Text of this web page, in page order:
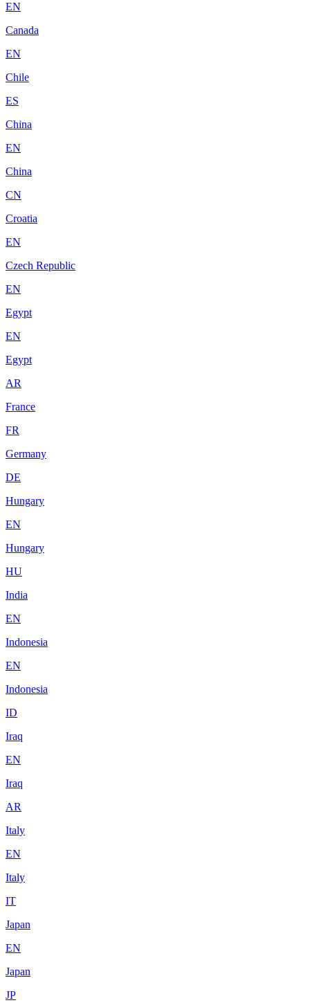
EN
Canada
EN
Chile
ES
China
EN
China
CN
Croatia
EN
Czech Republic
EN
Egypt
EN
Egypt
AR
France
FR
Germany
DE
Hungary
EN
Hungary
HU
India
EN
Indonesia
EN
Indonesia
ID
Iraq
EN
Iraq
AR
Italy
EN
Italy
IT
Japan
EN
Japan
JP